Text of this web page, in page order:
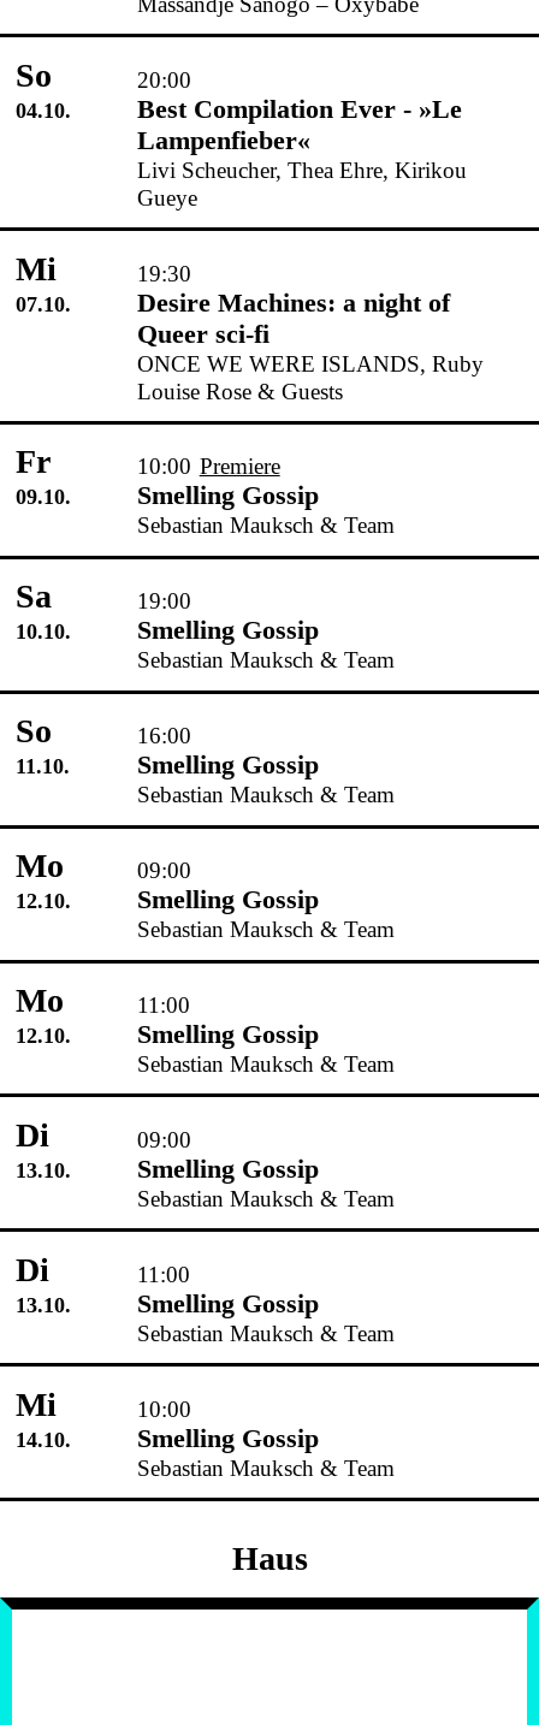
So
04.10.
20:00
Best Compilation Ever - »Le
Lampenfieber«
Livi Scheucher, Thea Ehre, Kirikou
Gueye
Mi
07.10.
19:30
Desire Machines: a night of
Queer sci-fi
ONCE WE WERE ISLANDS, Ruby
Louise Rose & Guests
Fr
09.10.
10:00 Premiere
Smelling Gossip
Sebastian Mauksch & Team
Sa
10.10.
19:00
Smelling Gossip
Sebastian Mauksch & Team
So
11.10.
16:00
Smelling Gossip
Sebastian Mauksch & Team
Mo
12.10.
09:00
Smelling Gossip
Sebastian Mauksch & Team
Mo
12.10.
11:00
Smelling Gossip
Sebastian Mauksch & Team
Di
13.10.
09:00
Smelling Gossip
Sebastian Mauksch & Team
Di
13.10.
11:00
Smelling Gossip
Sebastian Mauksch & Team
Mi
14.10.
10:00
Smelling Gossip
Sebastian Mauksch & Team
Haus